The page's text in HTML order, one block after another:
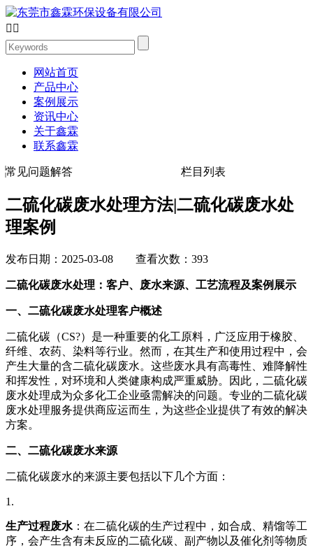
 
网站首页
产品中心
案例展示
资讯中心
关于鑫霖
联系鑫霖
常见问题解答 栏目列表
二硫化碳废水处理方法|二硫化碳废水处
理案例
发布日期：2025-03-08 查看次数：393
二硫化碳废水处理：客户、废水来源、工艺流程及案例展示
一、二硫化碳废水处理客户概述
二硫化碳（CS?）是一种重要的化工原料，广泛应用于橡胶、
纤维、农药、染料等行业。然而，在其生产和使用过程中，会
产生大量的含二硫化碳废水。这些废水具有高毒性、难降解性
和挥发性，对环境和人类健康构成严重威胁。因此，二硫化碳
废水处理成为众多化工企业亟需解决的问题。专业的二硫化碳
废水处理服务提供商应运而生，为这些企业提供了有效的解决
方案。
二、二硫化碳废水来源
二硫化碳废水的来源主要包括以下几个方面：
1.
生产过程废水 ：在二硫化碳的生产过程中，如合成、精馏等工
序，会产生含有未反应的二硫化碳、副产物以及催化剂等物质